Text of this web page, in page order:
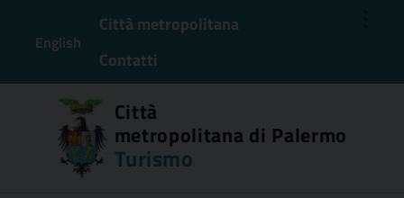
English
Città metropolitana
Contatti
Città
metropolitana di Palermo
Turismo